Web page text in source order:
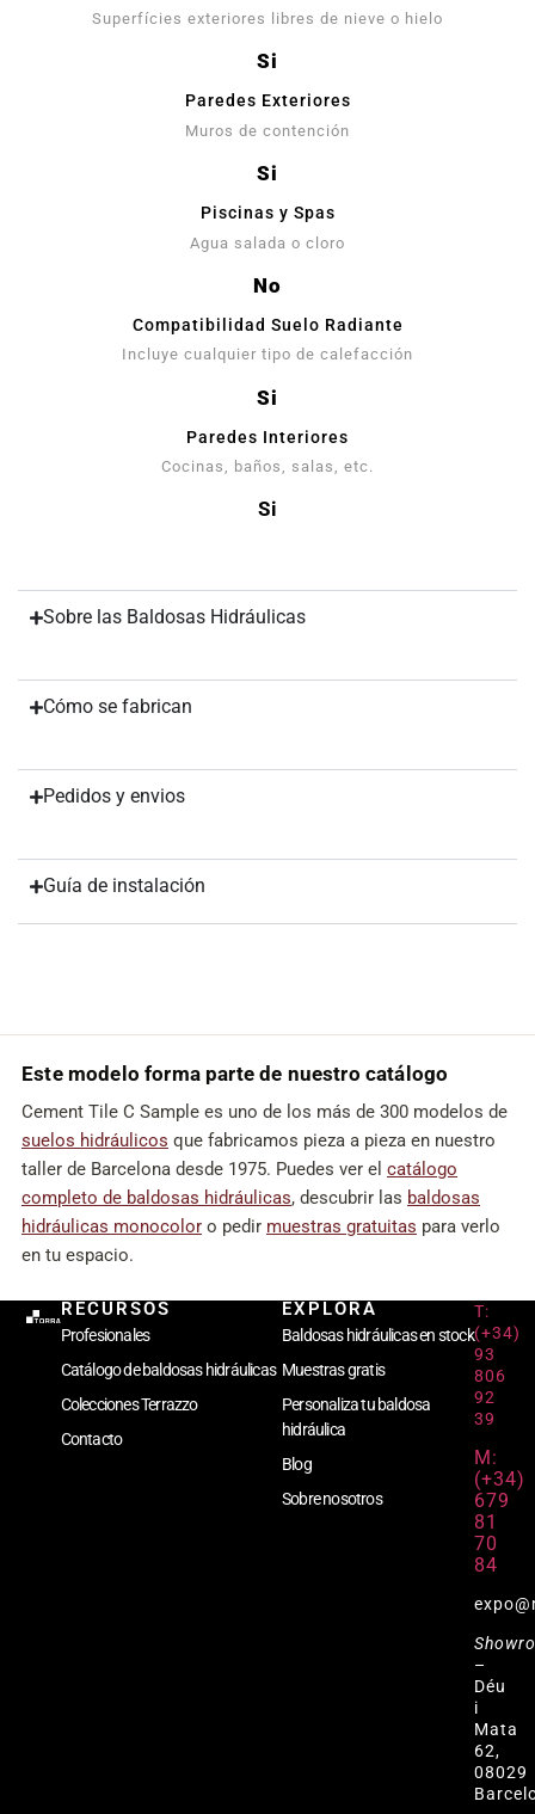
Superfícies exteriores libres de nieve o hielo
Si
Paredes Exteriores
Muros de contención
Si
Piscinas y Spas
Agua salada o cloro
No
Compatibilidad Suelo Radiante
Incluye cualquier tipo de calefacción
Si
Paredes Interiores
Cocinas, baños, salas, etc.
Si
Sobre las Baldosas Hidráulicas
Cómo se fabrican
Pedidos y envios
Guía de instalación
Este modelo forma parte de nuestro catálogo
Cement Tile C Sample es uno de los más de 300 modelos de
suelos hidráulicos que fabricamos pieza a pieza en nuestro
taller de Barcelona desde 1975. Puedes ver el catálogo
completo de baldosas hidráulicas, descubrir las baldosas
hidráulicas monocolor o pedir muestras gratuitas para verlo
en tu espacio.
RECURSOS
Profesionales
Catálogo de baldosas hidráulicas
Colecciones Terrazzo
Contacto
EXPLORA
Baldosas hidráulicas en stock
Muestras gratis
Personaliza tu baldosa
hidráulica
Blog
Sobre nosotros
T:
(+34)
93
806
92
39
M:
(+34)
679
81
70
84
–
Déu
i
Mata
62,
08029